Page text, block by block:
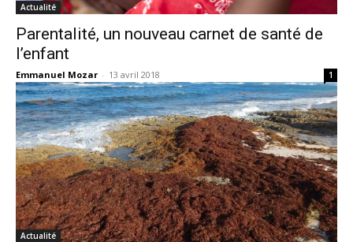
Actualité
Parentalité, un nouveau carnet de santé de
l’enfant
Emmanuel Mozar - 13 avril 2018 1
Actualité